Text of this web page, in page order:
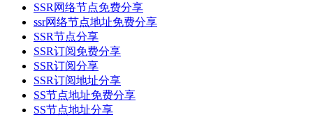
SSR网络节点免费分享
ssr网络节点地址免费分享
SSR节点分享
SSR订阅免费分享
SSR订阅分享
SSR订阅地址分享
SS节点地址免费分享
SS节点地址分享